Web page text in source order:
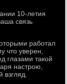
10-летия
связь
работал
уверен,
глазами такой
настрою,